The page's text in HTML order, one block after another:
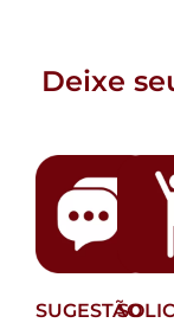
Deixe
SUGESTÃO